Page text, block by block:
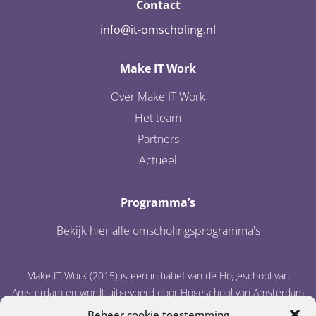
Contact
info@it-omscholing.nl
Make IT Work
Over Make IT Work
Het team
Partners
Actueel
Programma’s
Bekijk hier alle omscholingsprogramma's
Make IT Work (2015) is een initiatief van de Hogeschool van
Amsterdam en wordt uitgevoerd door Hogeschool van Amsterdam
en IT Academy Noord-Nederland.